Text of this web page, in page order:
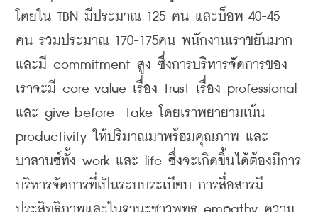
โดยใน TBN มีประมาณ 125 คน และบ็อพ 40-45
คน รวมประมาณ 170-175คน พนักงานเราขยันมาก
และมี commitment สูง ซึ่งการบริหารจัดการของ
เราจะมี core value เรื่อง trust เรื่อง professional
และ give before  take โดยเราพยายามเน้น
productivity ให้ปริมาณมาพร้อมคุณภาพ และ
บาลานซ์ทั้ง work และ life ซึ่งจะเกิดขึ้นได้ต้องมีการ
บริหารจัดการที่เป็นระบบระเบียบ การสื่อสารมี
ประสิทธิภาพและในฐานะชาวพุทธ empathy ความ